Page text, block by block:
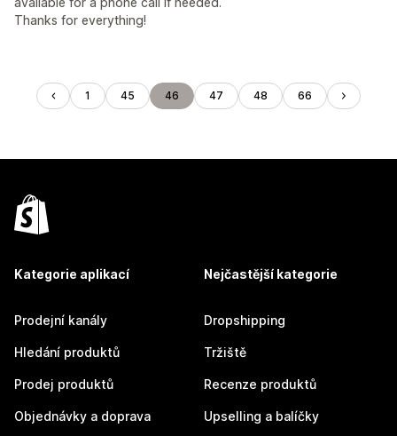
Thanks for everything!
1 45 46 47 48 66
Kategorie aplikací
Prodejní kanály
Hledání produktů
Prodej produktů
Objednávky a doprava
Nejčastější kategorie
Dropshipping
Tržiště
Recenze produktů
Upselling a balíčky